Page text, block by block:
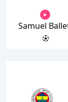
Samuel